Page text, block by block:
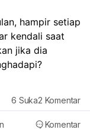
hampir setiap
kendali saat
jika dia
Komentar
6 Suka2 Komentar